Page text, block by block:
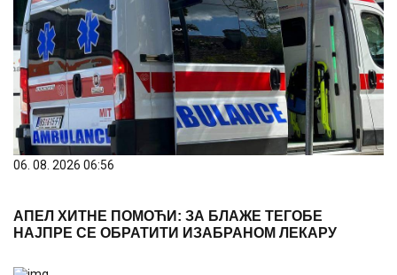
06. 08. 2026 06:56
АПЕЛ ХИТНЕ ПОМОЋИ: ЗА БЛАЖЕ ТЕГОБЕ
НАЈПРЕ СЕ ОБРАТИТИ ИЗАБРАНОМ ЛЕКАРУ